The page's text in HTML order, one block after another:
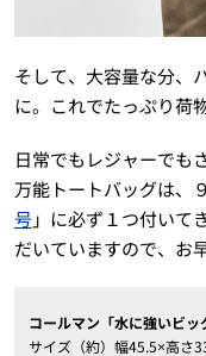
そして、大容量な分、
に。これでたっぷり荷
日常でもレジャーでも
万能トートバッグは、
号」に必ず１つ付いて
だいていますので、お
コールマン「水に強いビッ
サイズ（約）幅45.5×高さ